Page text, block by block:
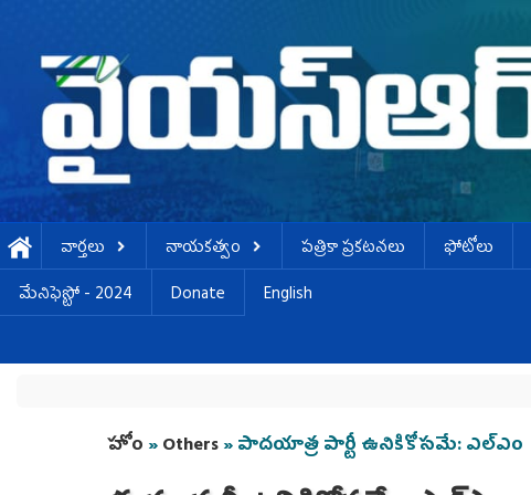
వార్తలు నాయకత్వం పత్రికా ప్రకటనలు ఫోటోలు
మేనిఫెస్టో - 2024
Donate English
You are here
హోం »Others» పాదయాత్ర పార్టీ ఉనికికోసమే: ఎల్‌ఎం